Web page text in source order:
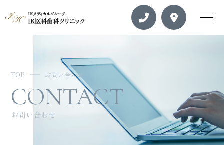
TOP お問い合わせ
CONTACT
お問い合わせ